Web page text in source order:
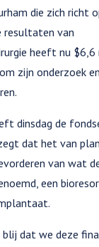
die zich richt
resultaten van
heeft nu $6,6
zijn onderzoek
dinsdag de
dat het van
van wat
een
blij dat we deze